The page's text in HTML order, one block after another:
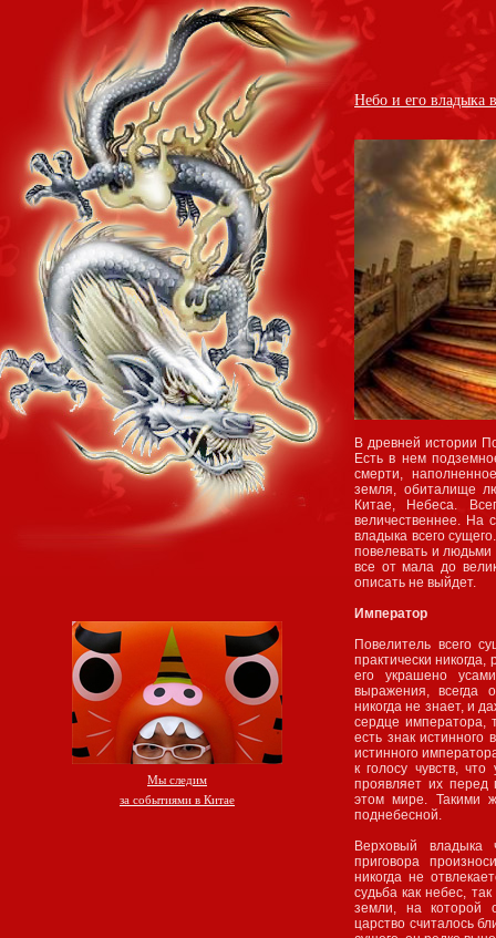
Мы следим
за событиями в Китае
Небо и его владыка
В древней истории
Есть в нем
смерти,
земля, обиталище
Китае, Небеса.
величественнее. На
владыка всего
повелевать и людьми
все от мала до
описать не выйдет.
Император
Повелитель всего
практически
его украшено
выражения, всегда
никогда не знает, и
сердце императора,
есть знак
истинного
к голосу чувств,
проявляет их
этом мире. Такими
поднебесной.
Верховый владыка
приговора
никогда не
судьба как небес,
земли, на которой
царство считалось